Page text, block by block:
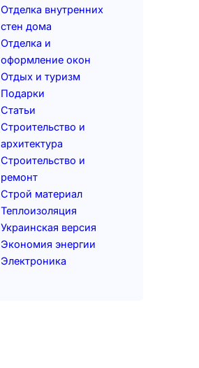
Отделка внутренних
стен дома
Отделка и
оформление окон
Отдых и туризм
Подарки
Статьи
Строительство и
архитектура
Строительство и
ремонт
Строй материал
Теплоизоляция
Украинская версия
Экономия энергии
Электроника